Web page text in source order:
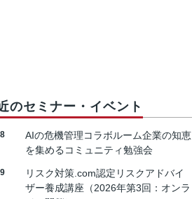
のセミナー・イベント
AIの危機管理コラボルーム企業の知恵
を集めるコミュニティ勉強会
リスク対策.com認定リスクアドバイ
ザー養成講座（2026年第3回：オンラ